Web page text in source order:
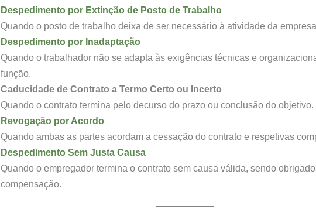
Despedimento por Extinção de Posto de Trabalho
Quando o posto de trabalho deixa de ser necessário à atividade da
Despedimento por Inadaptação
Quando o trabalhador não se adapta às exigências técnicas e
função.
Caducidade de Contrato a Termo Certo ou Incerto
Quando o contrato termina pelo decurso do prazo ou conclusão do objetivo.
Revogação por Acordo
Quando ambas as partes acordam a cessação do contrato e respetivas
Despedimento Sem Justa Causa
Quando o empregador termina o contrato sem causa válida, sendo
compensação.